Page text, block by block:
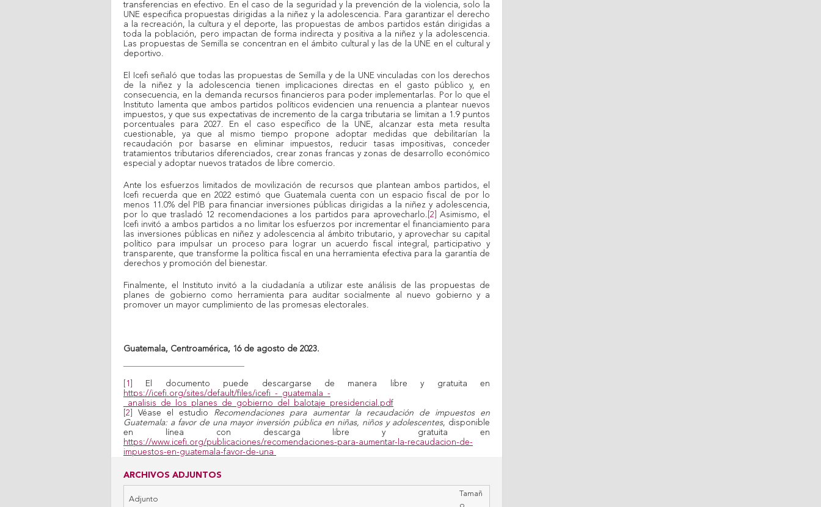
transferencias en efectivo. En el caso de la seguridad y la prevención de la violencia, solo la
UNE especifica propuestas dirigidas a la niñez y la adolescencia. Para garantizar el derecho
a la recreación, la cultura y el deporte, las propuestas de ambos partidos están dirigidas a
toda la población, pero impactan de forma indirecta y positiva a la niñez y la adolescencia.
Las propuestas de Semilla se concentran en el ámbito cultural y las de la UNE en el cultural y
deportivo.
El Icefi señaló que todas las propuestas de Semilla y de la UNE vinculadas con los derechos
de la niñez y la adolescencia tienen implicaciones directas en el gasto público y, en
consecuencia, en la demanda recursos financieros para poder implementarlas. Por lo que el
Instituto lamenta que ambos partidos políticos evidencien una renuencia a plantear nuevos
impuestos, y que sus expectativas de incremento de la carga tributaria se limitan a 1.9 puntos
porcentuales para 2027. En el caso específico de la UNE, alcanzar esta meta resulta
cuestionable, ya que al mismo tiempo propone adoptar medidas que debilitarían la
recaudación por basarse en eliminar impuestos, reducir tasas impositivas, conceder
tratamientos tributarios diferenciados, crear zonas francas y zonas de desarrollo económico
especial y adoptar nuevos tratados de libre comercio.
Ante los esfuerzos limitados de movilización de recursos que plantean ambos partidos, el
Icefi recuerda que en 2022 estimó que Guatemala cuenta con un espacio fiscal de por lo
menos 11.0% del PIB para financiar inversiones públicas dirigidas a la niñez y adolescencia,
por lo que trasladó 12 recomendaciones a los partidos para aprovecharlo. [2]
Asimismo, el
Icefi invitó a ambos partidos a no limitar los esfuerzos por incrementar el financiamiento para
las inversiones públicas en niñez y adolescencia al ámbito tributario, y aprovechar su capital
político para impulsar un proceso para lograr un acuerdo fiscal integral, participativo y
transparente, que transforme la política fiscal en una herramienta efectiva para la garantía de
derechos y promoción del bienestar.
Finalmente, el Instituto invitó a la ciudadanía a utilizar este análisis de las propuestas de
planes de gobierno como herramienta para auditar socialmente al nuevo gobierno y a
promover un mayor cumplimiento de las promesas electorales.
Guatemala, Centroamérica, 16 de agosto de 2023.
[1]
El documento puede descargarse de manera libre y gratuita en
https://icefi.org/sites/default/files/icefi_-_guatemala_-
_analisis_de_los_planes_de_gobierno_del_balotaje_presidencial.pdf
[2]
Véase el estudio Recomendaciones para aumentar la recaudación de impuestos en
Guatemala: a favor de una mayor inversión pública en niñas, niños y adolescentes, disponible
en línea con descarga libre y gratuita en
https://www.icefi.org/publicaciones/recomendaciones-para-aumentar-la-recaudacion-de-
impuestos-en-guatemala-favor-de-una
ARCHIVOS ADJUNTOS
Adjunto
Tamañ